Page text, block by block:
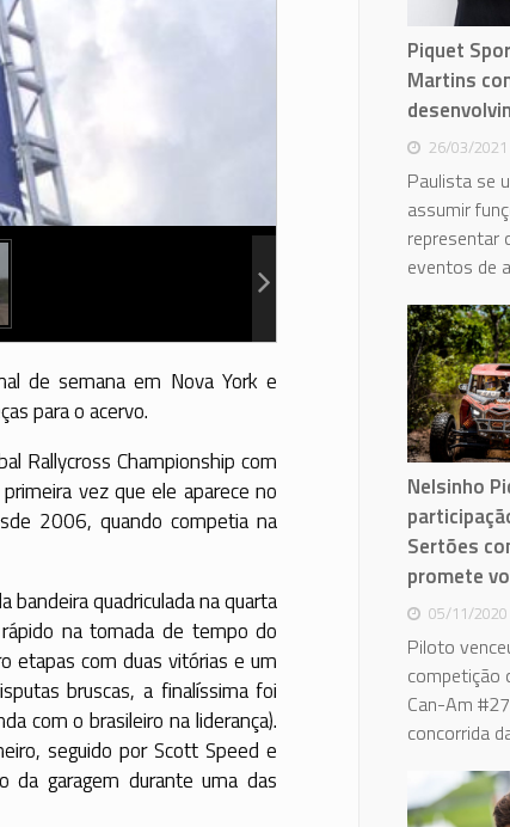
de semana em Nova York e
para o acervo.
Rallycross Championship com
vez que ele aparece no
2006, quando competia na
bandeira quadriculada na quarta
na tomada de tempo do
etapas com duas vitórias e um
bruscas, a finalíssima foi
com o brasileiro na liderança).
seguido por Scott Speed e
da garagem durante uma das
Piquet
Martins
26/03/2021
Paulista se
assumir
representar
eventos de
Nelsinho
Sertões
promete
05/11/2020
Piloto
competição
Can-Am
concorrida